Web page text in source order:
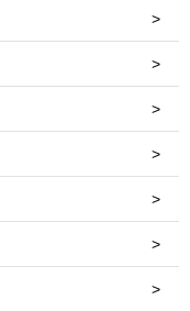
>
>
>
>
>
>
>